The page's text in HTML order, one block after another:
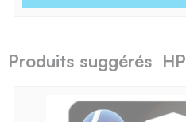
Produits suggérés HP